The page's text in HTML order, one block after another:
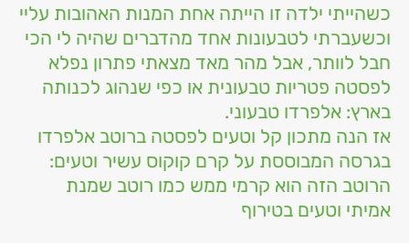
כשהייתי ילדה זו הייתה אחת המנות האהובות עליי
וכשעברתי לטבעונות אחד מהדברים שהיה לי הכי
חבל לוותר, אבל מהר מאד מצאתי פתרון נפלא
לפסטה פטריות טבעונית או כפי שנהוג לכנותה
בארץ: אלפרדו טבעוני.
אז הנה מתכון קל וטעים לפסטה ברוטב אלפרדו
בגרסה המבוססת על קרם קוקוס עשיר וטעים:
הרוטב הזה הוא קרמי ממש כמו רוטב שמנת
אמיתי וטעים בטירוף